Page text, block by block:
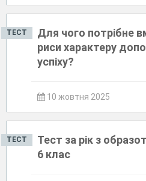
ТЕСТ
Для чого потрібне
риси характеру
успіху?
10 жовтня 2025
ТЕСТ
Тест за рік з
6 клас